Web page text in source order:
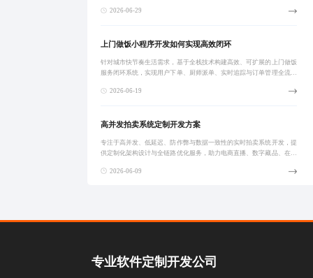
2026-06-29
上门做饭小程序开发如何实现高效闭环
针对城市快节奏生活需求，基于全栈技术构建高效、可扩展的上门做饭
服务闭环系统，实现用户下单、厨师派单、实时追踪与订单管理全流程
2026-06-19
高并发拍卖系统定制开发方案
专注于高并发、低延迟、防作弊与数据一致性的实时拍卖系统开发，提
供定制化架构设计与全链路优化服务，助力电商直播、数字藏品、在线
2026-06-09
专业软件定制开发公司